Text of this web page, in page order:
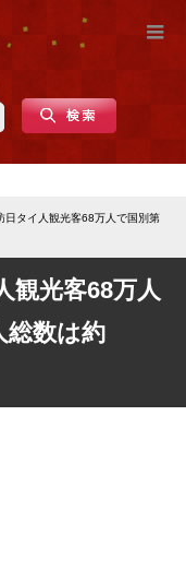
日タイ人観光客68万人で国別第
観光客68万人
総数は約